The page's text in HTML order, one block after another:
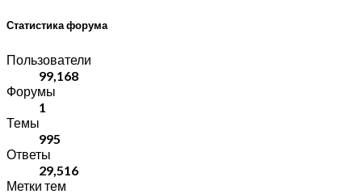
Статистика форума
Пользователи
99,168
Форумы
1
Темы
995
Ответы
29,516
Метки тем